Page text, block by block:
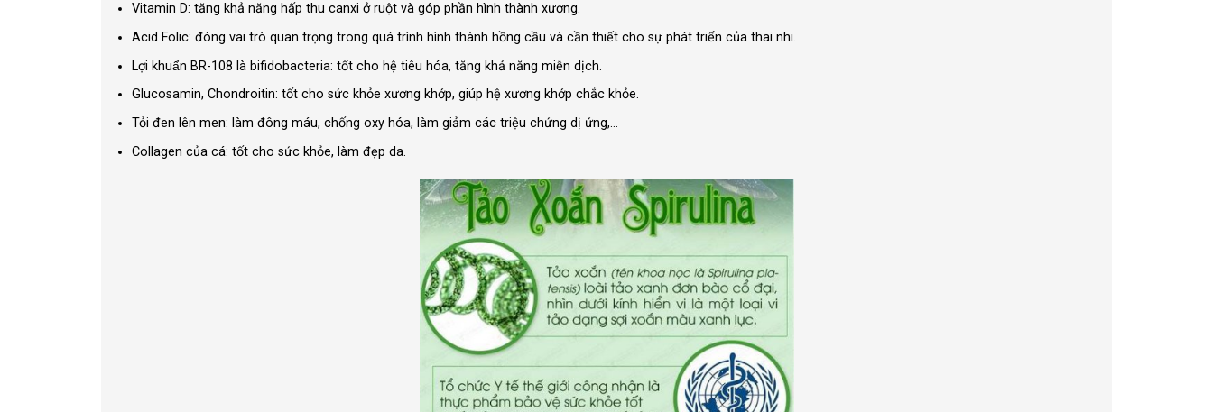
Vitamin D: tăng khả năng hấp thu canxi ở ruột và góp phần hình thành xương.
Acid Folic: đóng vai trò quan trọng trong quá trình hình thành hồng cầu và cần thiết cho sự phát triển của thai nhi.
Lợi khuẩn BR-108 là bifidobacteria: tốt cho hệ tiêu hóa, tăng khả năng miễn dịch.
Glucosamin, Chondroitin: tốt cho sức khỏe xương khớp, giúp hệ xương khớp chắc khỏe.
Tỏi đen lên men: làm đông máu, chống oxy hóa, làm giảm các triệu chứng dị ứng,…
Collagen của cá: tốt cho sức khỏe, làm đẹp da.